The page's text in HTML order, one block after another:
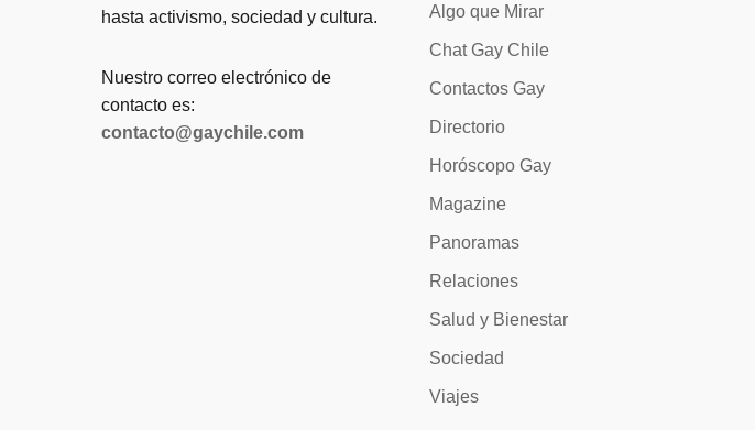
hasta activismo, sociedad y cultura.
Nuestro correo electrónico de
contacto es:
contacto@gaychile.com
Algo que Mirar
Chat Gay Chile
Contactos Gay
Directorio
Horóscopo Gay
Magazine
Panoramas
Relaciones
Salud y Bienestar
Sociedad
Viajes